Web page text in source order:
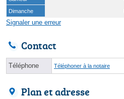
Dimanche
Signaler une erreur
Contact
Téléphone Téléphoner à la notaire
Plan et adresse